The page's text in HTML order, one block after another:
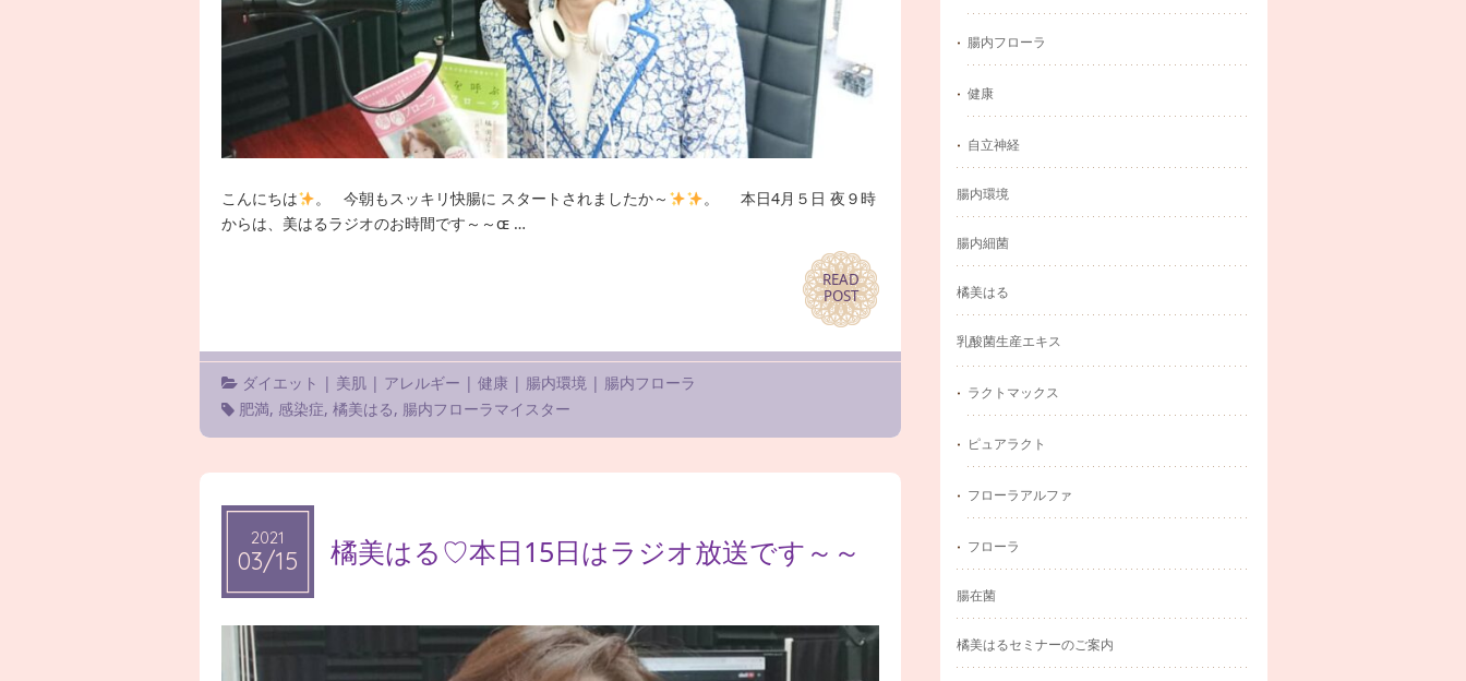
こんにちは 。 今朝もスッキリ快腸に スタートされましたか～
。 本日4月５日 夜９時
からは、美はるラジオのお時間です～～ɶ …
READ
POST
READ
POST
ダイエット | 美肌 | アレルギー |健康 | 腸内環境 | 腸内フローラ
肥満, 感染症,橘美はる, 腸内フローラマイスター
2021
03/15
2021
03/15 橘美はる♡本日15日はラジオ放送です～～
腸内フローラ
健康
自立神経
腸内環境
腸内細菌
橘美はる
乳酸菌生産エキス
ラクトマックス
ピュアラクト
フローラアルファ
フローラ
腸在菌
橘美はるセミナーのご案内